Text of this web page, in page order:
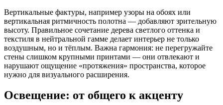
Вертикальные фактуры, например узоры на обоях или
вертикальная ритмичность полотна — добавляют зрительную
высоту. Правильное сочетание дерева светлого оттенка и
текстиля в нейтральной гамме делает интерьер не только
воздушным, но и тёплым. Важна гармония: не перегружайте
стены слишком крупными принтами — они отвлекают и
нарушают ощущение «протяжения» пространства, которое
нужно для визуального расширения.
Освещение: от общего к акценту